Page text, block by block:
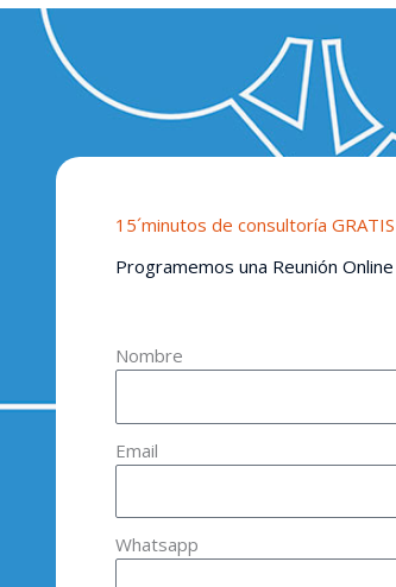
15´minutos de consultoría GRATIS
Programemos una Reunión Online
Nombre
Email
Whatsapp